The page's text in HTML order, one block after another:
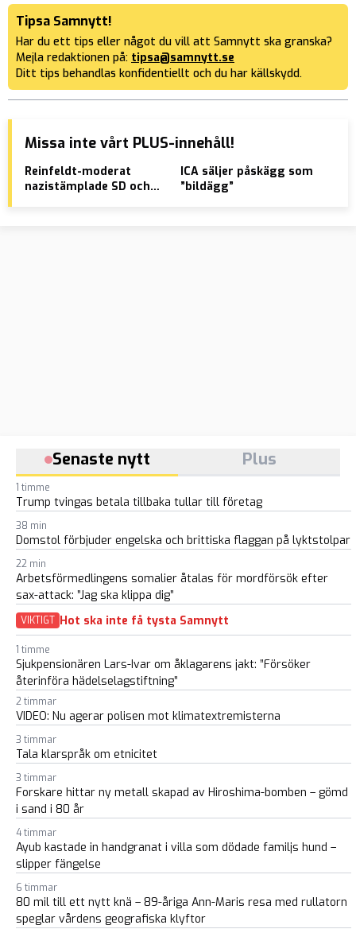
Tipsa Samnytt!
Har du ett tips eller något du vill att Samnytt ska granska?
Mejla redaktionen på: tipsa@samnytt.se
Ditt tips behandlas konfidentiellt och du har källskydd.
Missa inte vårt PLUS-innehåll!
Reinfeldt-moderat
nazistämplade SD och
ICA säljer påskägg som
”bildägg”
Senaste nytt Plus
1 timme
Trump tvingas betala tillbaka tullar till företag
38 min
Domstol förbjuder engelska och brittiska flaggan på lyktstolpar
22 min
Arbetsförmedlingens somalier åtalas för mordförsök efter
sax-attack: ”Jag ska klippa dig”
VIKTIGT Hot ska inte få tysta Samnytt
1 timme
Sjukpensionären Lars-Ivar om åklagarens jakt: ”Försöker
återinföra hädelselagstiftning”
2 timmar
VIDEO: Nu agerar polisen mot klimatextremisterna
3 timmar
Tala klarspråk om etnicitet
3 timmar
Forskare hittar ny metall skapad av Hiroshima-bomben – gömd
i sand i 80 år
4 timmar
Ayub kastade in handgranat i villa som dödade familjs hund –
slipper fängelse
6 timmar
80 mil till ett nytt knä – 89-åriga Ann-Maris resa med rullatorn
speglar vårdens geografiska klyftor